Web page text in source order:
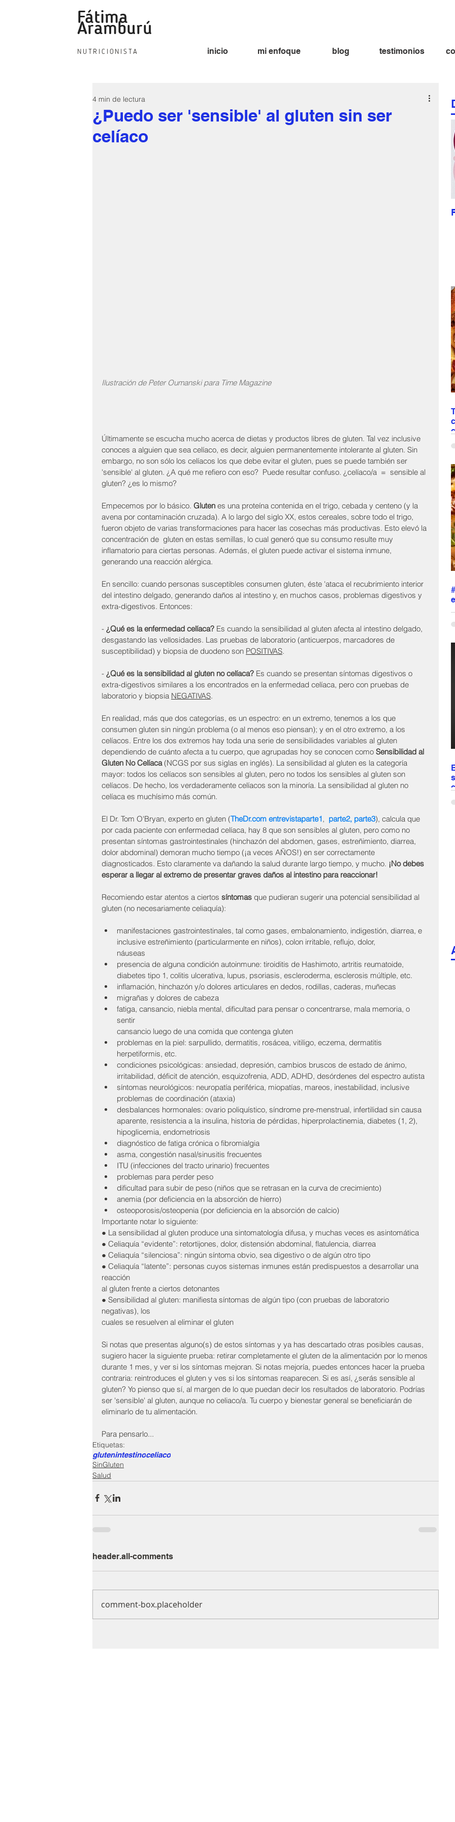
Fátima
Aramburú
inicio mi enfoque blog testimonios
NUTRICIONISTA
¿Puedo ser 'sensible' al gluten sin ser
celíaco
4 min de lectura
Ilustración de Peter Oumanski para Time Magazine
Últimamente se escucha mucho acerca de dietas y productos libres de gluten. Tal vez inclusive
conoces a alguien que sea celíaco, es decir, alguien permanentemente intolerante al gluten. Sin
embargo, no son sólo los celíacos los que debe evitar el gluten, pues se puede también ser
'sensible' al gluten. ¿A qué me refiero con eso?  Puede resultar confuso. ¿celíaco/a  =  sensible al
gluten? ¿es lo mismo?
Empecemos por lo básico. Gluten es una proteína contenida en el trigo, cebada y centeno (y la
avena por contaminación cruzada). A lo largo del siglo XX, estos cereales, sobre todo el trigo,
fueron objeto de varias transformaciones para hacer las cosechas más productivas. Esto elevó la
concentración de  gluten en estas semillas, lo cual generó que su consumo resulte muy
inflamatorio para ciertas personas. Además, el gluten puede activar el sistema inmune,
generando una reacción alérgica.
En sencillo: cuando personas susceptibles consumen gluten, éste 'ataca el recubrimiento interior
del intestino delgado, generando daños al intestino y, en muchos casos, problemas digestivos y
extra-digestivos. Entonces:
- ¿Qué es la enfermedad celíaca? Es cuando la sensibilidad al gluten afecta al intestino delgado,
desgastando las vellosidades. Las pruebas de laboratorio (anticuerpos, marcadores de
susceptibilidad) y biopsia de duodeno son POSITIVAS.
- ¿Qué es la sensibilidad al gluten no celíaca? Es cuando se presentan síntomas digestivos o
extra-digestivos similares a los encontrados en la enfermedad celíaca, pero con pruebas de
laboratorio y biopsia NEGATIVAS.
En realidad, más que dos categorías, es un espectro: en un extremo, tenemos a los que
consumen gluten sin ningún problema (o al menos eso piensan); y en el otro extremo, a los
celíacos. Entre los dos extremos hay toda una serie de sensibilidades variables al gluten
dependiendo de cuánto afecta a tu cuerpo, que agrupadas hoy se conocen como Sensibilidad al
Gluten No Celíaca (NCGS por sus siglas en inglés). La sensibilidad al gluten es la categoría
mayor: todos los celíacos son sensibles al gluten, pero no todos los sensibles al gluten son
celíacos. De hecho, los verdaderamente celíacos son la minoría. La sensibilidad al gluten no
celíaca es muchísimo más común.
El Dr. Tom O'Bryan, experto en gluten (TheDr.com entrevistaparte1, parte2, parte3), calcula que
por cada paciente con enfermedad celíaca, hay 8 que son sensibles al gluten, pero como no
presentan síntomas gastrointestinales (hinchazón del abdomen, gases, estreñimiento, diarrea,
dolor abdominal) demoran mucho tiempo (¡a veces AÑOS!) en ser correctamente
diagnosticados. Esto claramente va dañando la salud durante largo tiempo, y mucho. ¡No debes
esperar a llegar al extremo de presentar graves daños al intestino para reaccionar!
Recomiendo estar atentos a ciertos síntomas que pudieran sugerir una potencial sensibilidad al
gluten (no necesariamente celiaquía):
manifestaciones gastrointestinales, tal como gases, embalonamiento, indigestión, diarrea, e
inclusive estreñimiento (particularmente en niños), colon irritable, reflujo, dolor,
náuseas
presencia de alguna condición autoinmune: tiroiditis de Hashimoto, artritis reumatoide,
diabetes tipo 1, colitis ulcerativa, lupus, psoriasis, escleroderma, esclerosis múltiple, etc.
inflamación, hinchazón y/o dolores articulares en dedos, rodillas, caderas, muñecas
migrañas y dolores de cabeza
fatiga, cansancio, niebla mental, dificultad para pensar o concentrarse, mala memoria, o
sentir
cansancio luego de una comida que contenga gluten
problemas en la piel: sarpullido, dermatitis, rosácea, vitiligo, eczema, dermatitis
herpetiformis, etc.
condiciones psicológicas: ansiedad, depresión, cambios bruscos de estado de ánimo,
irritabilidad, déficit de atención, esquizofrenia, ADD, ADHD, desórdenes del espectro autista
síntomas neurológicos: neuropatía periférica, miopatías, mareos, inestabilidad, inclusive
problemas de coordinación (ataxia)
desbalances hormonales: ovario poliquístico, síndrome pre-menstrual, infertilidad sin causa
aparente, resistencia a la insulina, historia de pérdidas, hiperprolactinemia, diabetes (1, 2),
hipoglicemia, endometriosis
diagnóstico de fatiga crónica o fibromialgia
asma, congestión nasal/sinusitis frecuentes
ITU (infecciones del tracto urinario) frecuentes
problemas para perder peso
dificultad para subir de peso (niños que se retrasan en la curva de crecimiento)
anemia (por deficiencia en la absorción de hierro)
osteoporosis/osteopenia (por deficiencia en la absorción de calcio)
Importante notar lo siguiente:
● La sensibilidad al gluten produce una sintomatología difusa, y muchas veces es asintomática
● Celiaquía “evidente”: retortijones, dolor, distensión abdominal, flatulencia, diarrea
● Celiaquía “silenciosa”: ningún síntoma obvio, sea digestivo o de algún otro tipo
● Celiaquía “latente”: personas cuyos sistemas inmunes están predispuestos a desarrollar una
reacción
al gluten frente a ciertos detonantes
● Sensibilidad al gluten: manifiesta síntomas de algún tipo (con pruebas de laboratorio
negativas), los
cuales se resuelven al eliminar el gluten
Si notas que presentas alguno(s) de estos síntomas y ya has descartado otras posibles causas,
sugiero hacer la siguiente prueba: retirar completamente el gluten de la alimentación por lo menos
durante 1 mes, y ver si los síntomas mejoran. Si notas mejoría, puedes entonces hacer la prueba
contraria: reintroduces el gluten y ves si los síntomas reaparecen. Si es así, ¿serás sensible al
gluten? Yo pienso que sí, al margen de lo que puedan decir los resultados de laboratorio. Podrías
ser 'sensible' al gluten, aunque no celiaco/a. Tu cuerpo y bienestar general se beneficiarán de
eliminarlo de tu alimentación.
Para pensarlo...
Etiquetas:
glutenintestinoceliaco
SinGluten
Salud
header.all-comments
comment-box.placeholder